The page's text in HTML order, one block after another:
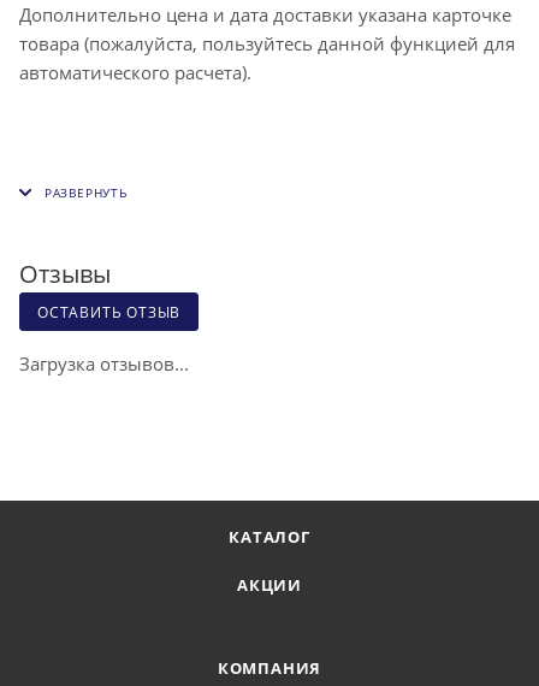
Дополнительно цена и дата доставки указана карточке
товара (пожалуйста, пользуйтесь данной функцией для
автоматического расчета).
Отзывы
ОСТАВИТЬ ОТЗЫВ
Загрузка отзывов...
КАТАЛОГ
АКЦИИ
КОМПАНИЯ